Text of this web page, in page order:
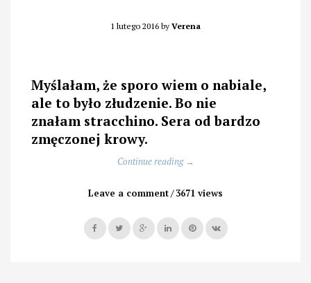
1 lutego 2016 by Verena
Myślałam, że sporo wiem o nabiale,
ale to było złudzenie. Bo nie
znałam stracchino. Sera od bardzo
zmęczonej krowy.
Continue reading „Jak
wpływa
smak”
→
Leave a comment 3671 views